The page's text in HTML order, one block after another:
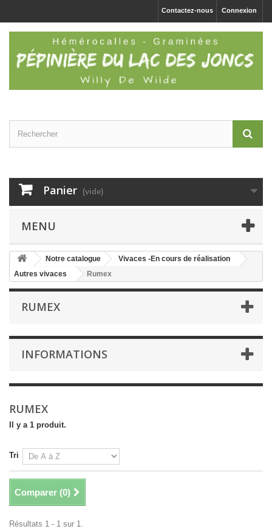
Connexion
Contactez-nous
Panier (vide)
MENU
Notre catalogue
Vivaces -En cours de réalisation
Autres vivaces
Rumex
RUMEX
INFORMATIONS
RUMEX
Il y a 1 produit.
Tri
Comparer (0)
Résultats 1 - 1 sur 1.